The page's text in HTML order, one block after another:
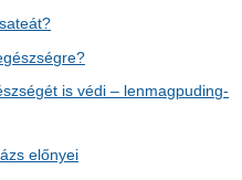
is védi – lenmagpuding-
előnyei